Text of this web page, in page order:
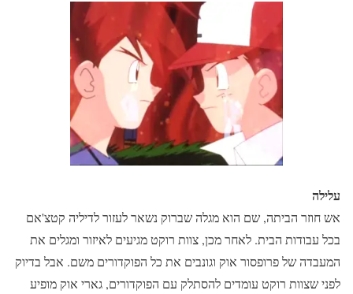
עלילה
אש חוזר הביתה, שם הוא מגלה שברוק נשאר לעזור לדיליה קטצ'אם
בכל עבודות הבית. לאחר מכן, צוות רוקט מגיעים לאיזור ומגלים את
המעבדה של פרופסור אוק וגונבים את כל הפוקדורים משם. אבל בדיוק
לפני שצוות רוקט עומדים להסתלק עם הפוקדורים, גארי אוק מופיע